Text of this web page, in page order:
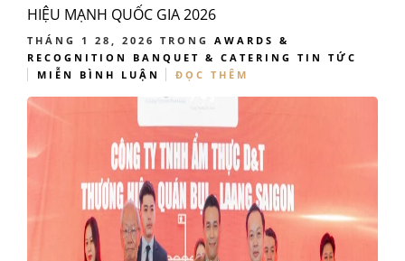
HIỆU MẠNH QUỐC GIA 2026
THÁNG 1 28, 2026 TRONG AWARDS &
RECOGNITION
BANQUET & CATERING
TIN TỨC
MIỄN BÌNH LUẬN
ĐỌC THÊM